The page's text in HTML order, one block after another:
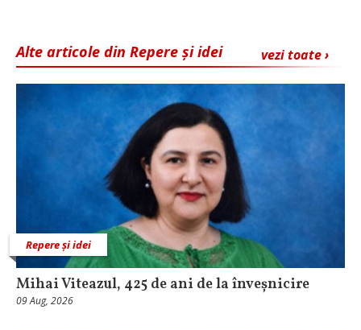
vezi toate ›
Alte articole din Repere și idei
Repere și idei
Mihai Viteazul, 425 de ani de la înveșnicire
09 Aug, 2026